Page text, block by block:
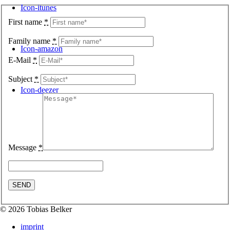
Icon-itunes
Icon-amazon
Icon-deezer
First name *
Family name *
E-Mail *
Subject *
Message *
© 2026 Tobias Belker
imprint